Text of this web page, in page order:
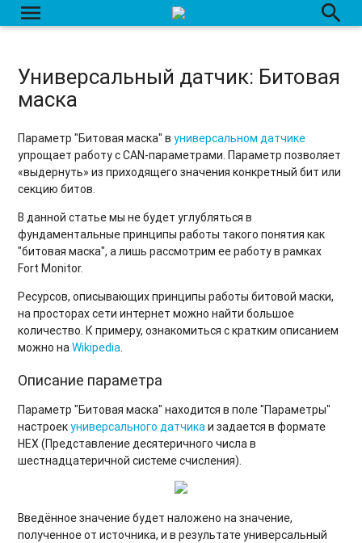
menu search
Универсальный датчик: Битовая
маска
Параметр "Битовая маска" в универсальном датчике
упрощает работу с CAN-параметрами. Параметр позволяет
«выдернуть» из приходящего значения конкретный бит или
секцию битов.
В данной статье мы не будет углубляться в
фундаментальные принципы работы такого понятия как
"битовая маска", а лишь рассмотрим ее работу в рамках
Fort Monitor.
Ресурсов, описывающих принципы работы битовой маски,
на просторах сети интернет можно найти большое
количество. К примеру, ознакомиться с кратким описанием
можно наWikipedia.
Описание параметра
Параметр "Битовая маска" находится в поле "Параметры"
настроекуниверсального датчикаи задается в формате
HEX (Представление десятеричного числа в
шестнадцатеричной системе счисления).
Введённое значение будет наложено на значение,
полученное от источника, и в результате универсальный